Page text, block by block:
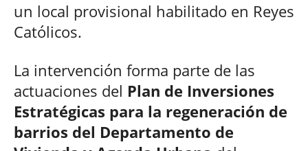
un local provisional habilitado en Reyes
Católicos.
La intervención forma parte de las
actuaciones del Plan de Inversiones
Estratégicas para la regeneración de
barrios del Departamento de